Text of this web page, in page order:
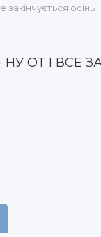
осінь
ОТ І ВСЕ